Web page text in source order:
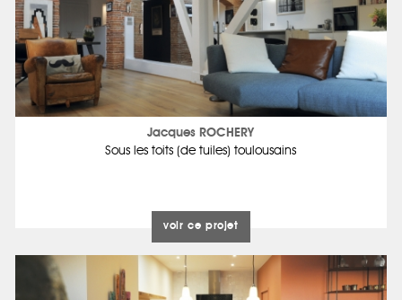
Jacques ROCHERY
Sous les toits (de tuiles) toulousains
voir ce projet